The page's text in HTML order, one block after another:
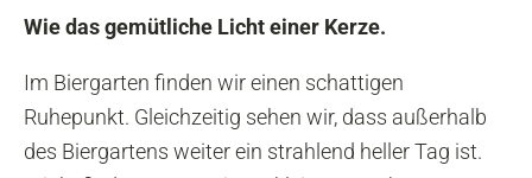
Wie das gemütliche Licht einer Kerze.
Im Biergarten finden wir einen schattigen
Ruhepunkt. Gleichzeitig sehen wir, dass außerhalb
des Biergartens weiter ein strahlend heller Tag ist.